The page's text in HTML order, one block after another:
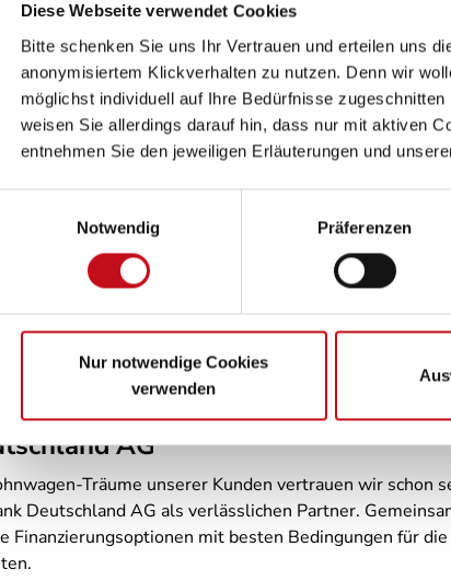
Diese Webseite verwendet Cookies
Bitte schenken Sie uns Ihr Vertrauen und erteilen uns
anonymisiertem Klickverhalten zu nutzen. Denn wir
möglichst individuell auf Ihre Bedürfnisse
weisen Sie allerdings darauf hin, dass nur mit aktiven
entnehmen Sie den jeweiligen Erläuterungen und
Notwendig
Präferenzen
Nur notwendige Cookies
verwendenPartner
AG
Träume unserer Kunden vertrauen wir schon
Deutschland AG als verlässlichen Partner.
Finanzierungsoptionen mit besten Bedingungen für die